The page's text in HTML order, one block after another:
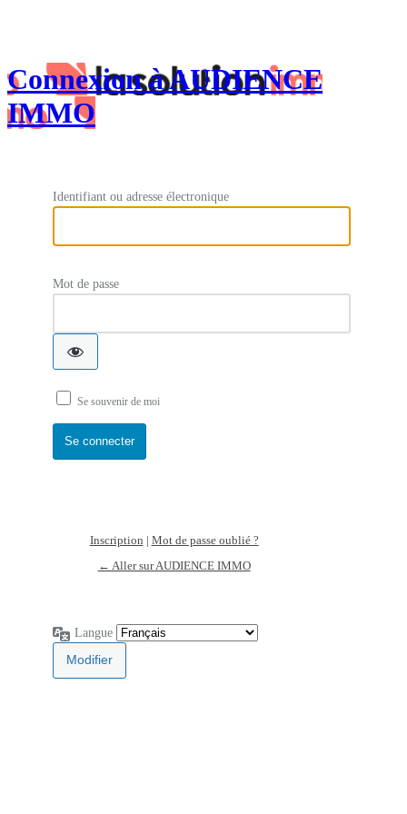
Connexion à AUDIENCE
IMMO
Identifiant ou adresse électronique
Mot de passe
Se souvenir de moi
Inscription | Mot de passe oublié ?
← Aller sur AUDIENCE IMMO
Langue